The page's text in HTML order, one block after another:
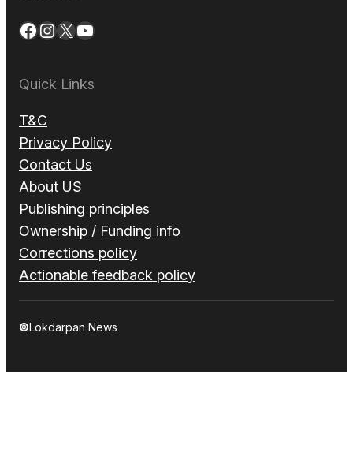
Facebook InstagramX YouTube
Quick Links
T&C
Privacy Policy
Contact Us
About US
Publishing principles
Ownership / Funding info
Corrections policy
Actionable feedback policy
©Lokdarpan News